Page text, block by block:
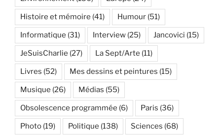
Histoire et mémoire (41) Humour (51)
Informatique (31) Interview (25) Jancovici (15)
JeSuisCharlie (27) La Sept/Arte (11)
Livres (52) Mes dessins et peintures (15)
Musique (26) Médias (55)
Obsolescence programmée (6) Paris (36)
Photo (19) Politique (138) Sciences (68)